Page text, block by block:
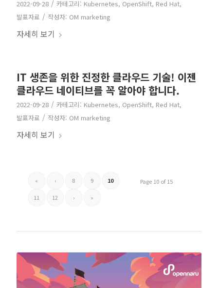
2022-09-28 / 카테고리: Kubernetes, OpenShift, Red Hat,
발표자료 / 작성자: OM marketing
자세히 보기
IT 생존을 위한 진정한 클라우드 기술! 이젠
클라우드 네이티브를 꼭 알아야 합니다.
2022-09-28 / 카테고리: Kubernetes, OpenShift, Red Hat,
발표자료 / 작성자: OM marketing
자세히 보기
Page 10 of 15
« ‹ 8 9 10
11 12 › »